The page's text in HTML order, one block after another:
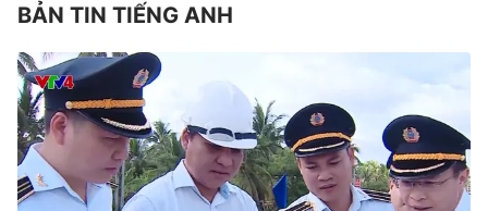
BẢN TIN TIẾNG ANH